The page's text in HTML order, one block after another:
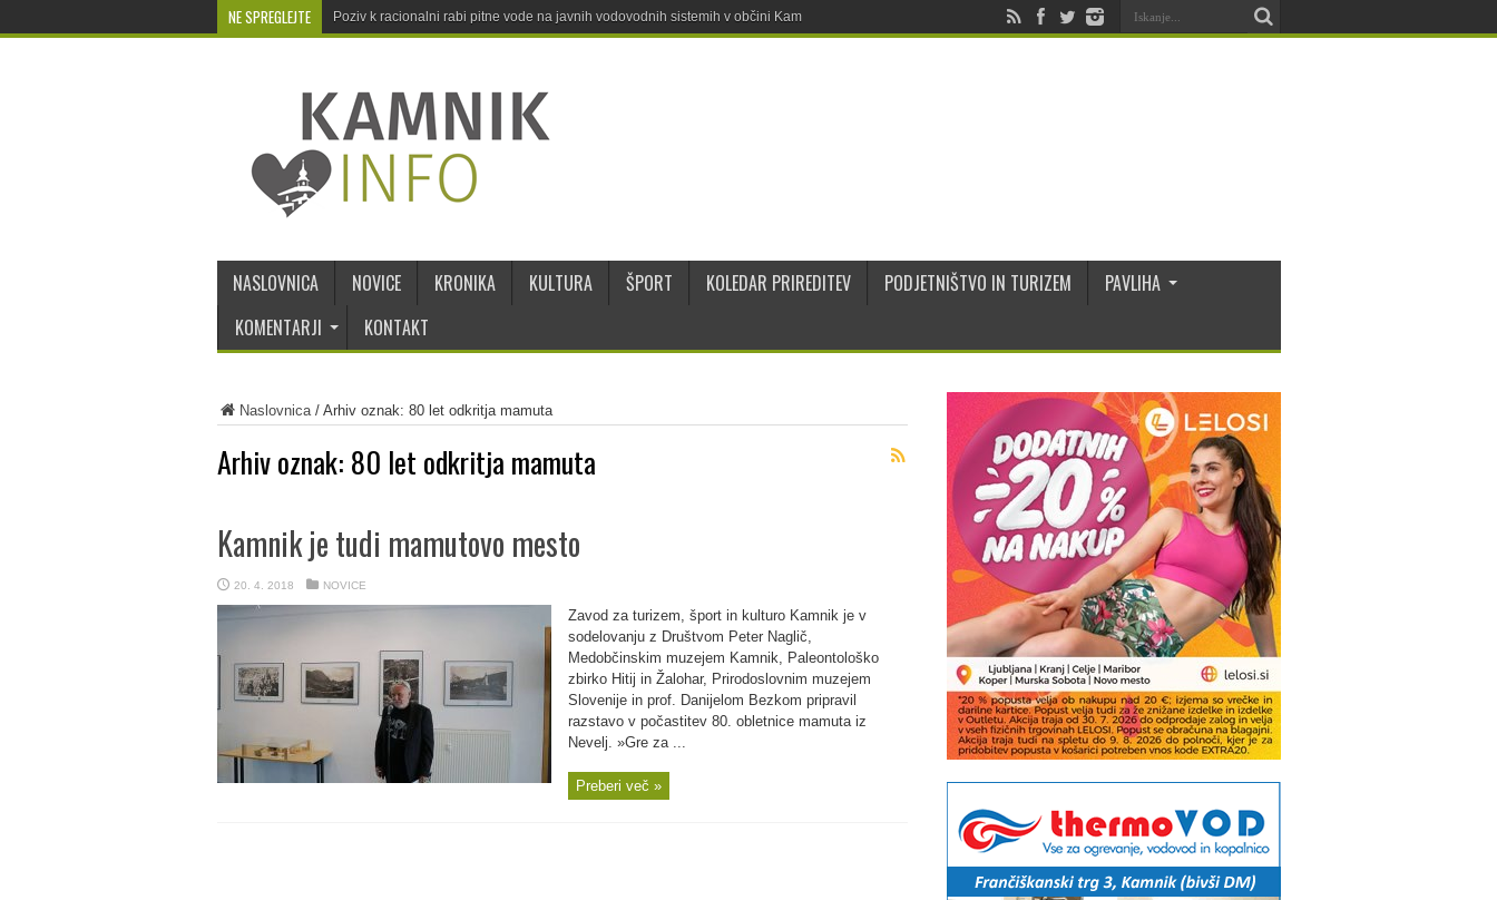
NE SPREGLEJTE Poziv k racionalni rabi pitne vode na javnih vodovodnih sistemih v občini Kamnik
NASLOVNICA NOVICE KRONIKA KULTURA ŠPORT KOLEDAR PRIREDITEV PODJETNIŠTVO IN TURIZEM
PAVLIHA
KOMENTARJI
KONTAKT
Naslovnica/ Arhiv oznak: 80 let odkritja mamuta
Arhiv oznak: 80 let odkritja mamuta
Kamnik je tudi mamutovo mesto
20. 4. 2018 NOVICE
Zavod za turizem, šport in kulturo Kamnik je v
sodelovanju z Društvom Peter Naglič,
Medobčinskim muzejem Kamnik, Paleontološko
zbirko Hitij in Žalohar, Prirodoslovnim muzejem
Slovenije in prof. Danijelom Bezkom pripravil
razstavo v počastitev 80. obletnice mamuta iz
Nevelj. »Gre za ...
Preberi več »